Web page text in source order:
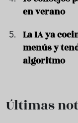
en verano
La IA ya
menús y
algoritmo
Últimas